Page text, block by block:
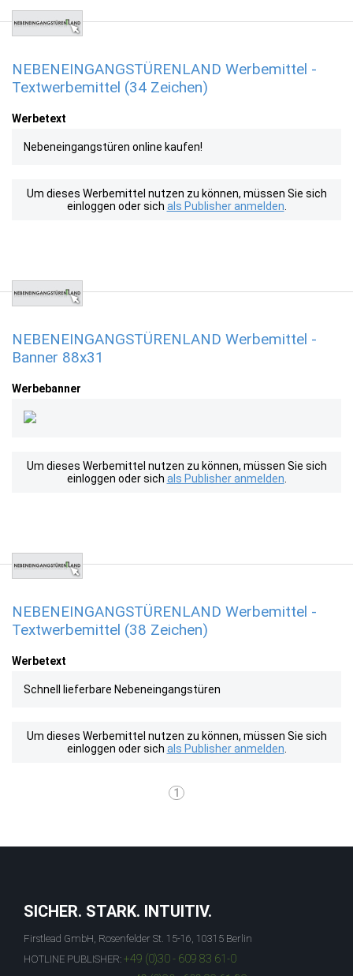
NEBENEINGANGSTÜRENLAND Werbemittel -
Textwerbemittel (34 Zeichen)
Werbetext
Nebeneingangstüren online kaufen!
Um dieses Werbemittel nutzen zu können, müssen Sie sich
einloggen oder sich als Publisher anmelden
NEBENEINGANGSTÜRENLAND Werbemittel -
Banner 88x31
Werbebanner
Um dieses Werbemittel nutzen zu können, müssen Sie sich
einloggen oder sich als Publisher anmelden
NEBENEINGANGSTÜRENLAND Werbemittel -
Textwerbemittel (38 Zeichen)
Werbetext
Schnell lieferbare Nebeneingangstüren
Um dieses Werbemittel nutzen zu können, müssen Sie sich
einloggen oder sich als Publisher anmelden
1
SICHER. STARK. INTUITIV.
Firstlead GmbH, Rosenfelder St. 15-16, 10315 Berlin
HOTLINE PUBLISHER: +49 (0)30 - 609 83 61-0